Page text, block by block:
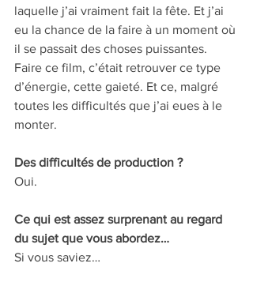
laquelle j’ai vraiment fait la fête. Et j’ai
eu la chance de la faire à un moment où
il se passait des choses puissantes.
Faire ce film, c’était retrouver ce type
d’énergie, cette gaieté. Et ce, malgré
toutes les difficultés que j’ai eues à le
monter.
Des difficultés de production ?
Oui.
Ce qui est assez surprenant au regard
du sujet que vous abordez…
Si vous saviez…